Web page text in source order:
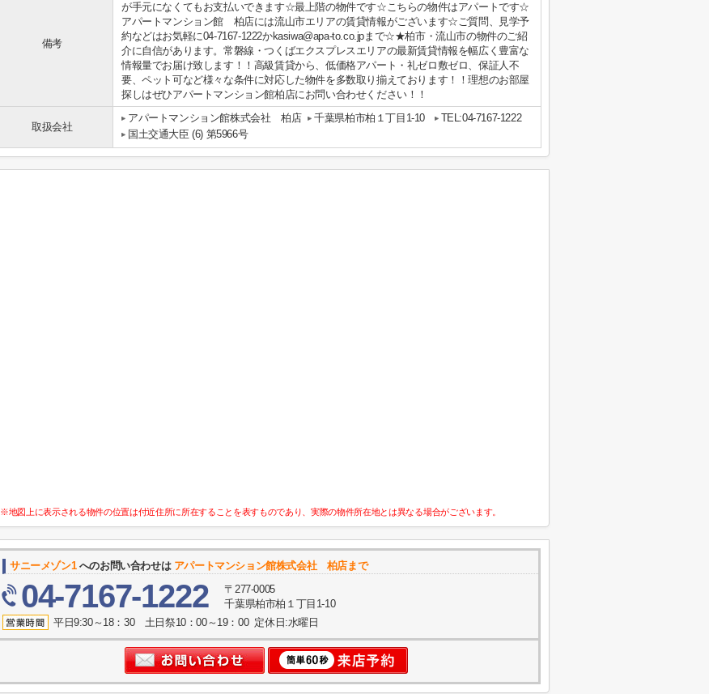
備考
が手元になくてもお支払いできます☆最上階の物件です☆こちらの物件はアパートです☆
アパートマンション館 柏店には流山市エリアの賃貸情報がございます☆ご質問、見学予
約などはお気軽に04-7167-1222かkasiwa@apa-to.co.jpまで☆★柏市・流山市の物件のご紹
介に自信があります。常磐線・つくばエクスプレスエリアの最新賃貸情報を幅広く豊富な
情報量でお届け致します！！高級賃貸から、低価格アパート・礼ゼロ敷ゼロ、保証人不
要、ペット可など様々な条件に対応した物件を多数取り揃えております！！理想のお部屋
探しはぜひアパートマンション館柏店にお問い合わせください！！
取扱会社
アパートマンション館株式会社 柏店 千葉県柏市柏１丁目1-10
TEL:04-7167-1222
国土交通大臣 (6) 第5966号
※地図上に表示される物件の位置は付近住所に所在することを表すものであり、実際の物件所在地とは異なる場合がございます。
サニーメゾン1へのお問い合わせは アパートマンション館株式会社 柏店まで
04-7167-1222
〒277-0005
千葉県柏市柏１丁目1-10
平日9:30～18：30 土日祭10：00～19：00 定休日:水曜日